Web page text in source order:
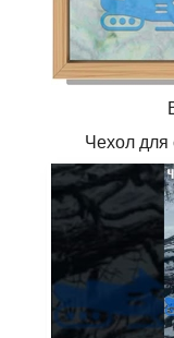
Чехол для